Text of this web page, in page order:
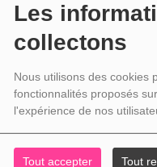
Les
collectons
Nous utilisons des cookies
fonctionnalités proposés
l'expérience de nos
Tout accepter Tout